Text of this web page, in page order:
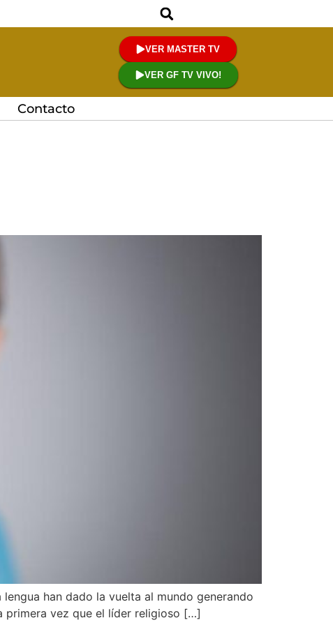
VER MASTER TV
VER GF TV VIVO!
Contacto
han dado la vuelta al mundo generando
primera vez que el líder religioso […]